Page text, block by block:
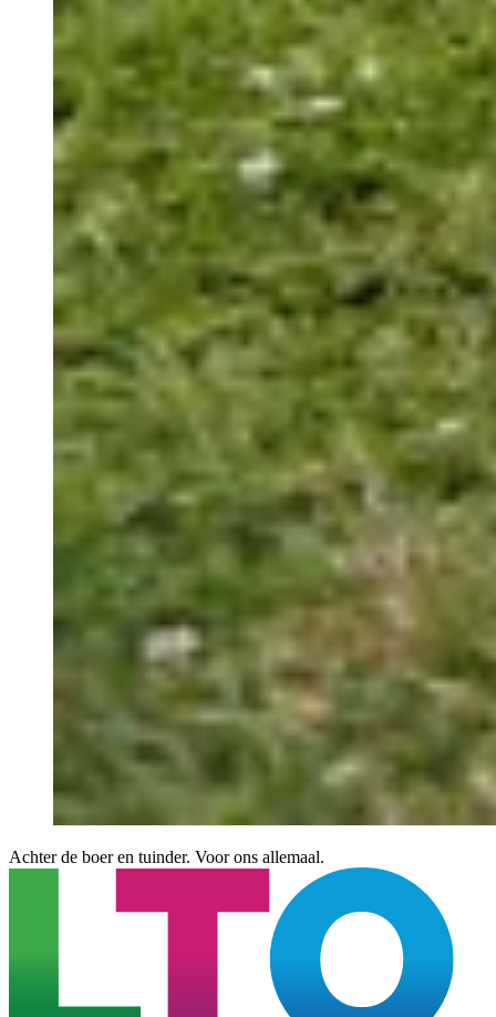
Achter de boer en tuinder. Voor ons allemaal.